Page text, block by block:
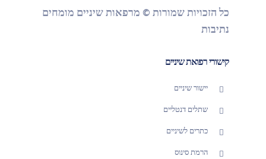
כל הזכויות שמורות © מרפאות שיניים מומחים
נתיבות
קישורי רפואת שיניים
יישור שיניים
שתלים דנטליים
כתרים לשיניים
הרמת סינוס